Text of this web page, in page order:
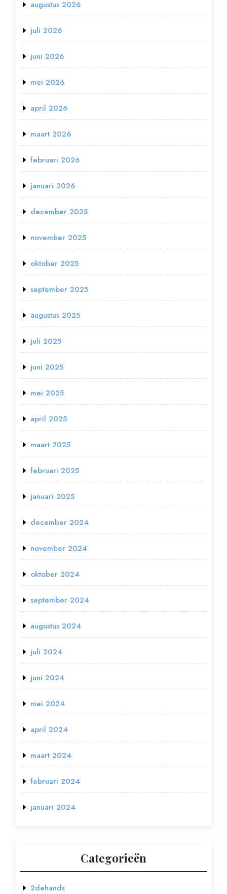
augustus 2026
juli 2026
juni 2026
mei 2026
april 2026
maart 2026
februari 2026
januari 2026
december 2025
november 2025
oktober 2025
september 2025
augustus 2025
juli 2025
juni 2025
mei 2025
april 2025
maart 2025
februari 2025
januari 2025
december 2024
november 2024
oktober 2024
september 2024
augustus 2024
juli 2024
juni 2024
mei 2024
april 2024
maart 2024
februari 2024
januari 2024
Categorieën
2dehands